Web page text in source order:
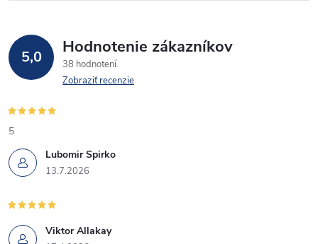
5,0 Hodnotenie zákazníkov
38 hodnotení
Zobraziť recenzie
Lubomir Spirko
13.7.2026
5
Viktor Allakay